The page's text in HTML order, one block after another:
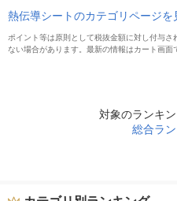
熱伝導シートのカテゴリページを
ポイント等は原則として税抜金額に対し付与
ない場合があります。最新の情報はカート画面
対象のランキ
総合ラ